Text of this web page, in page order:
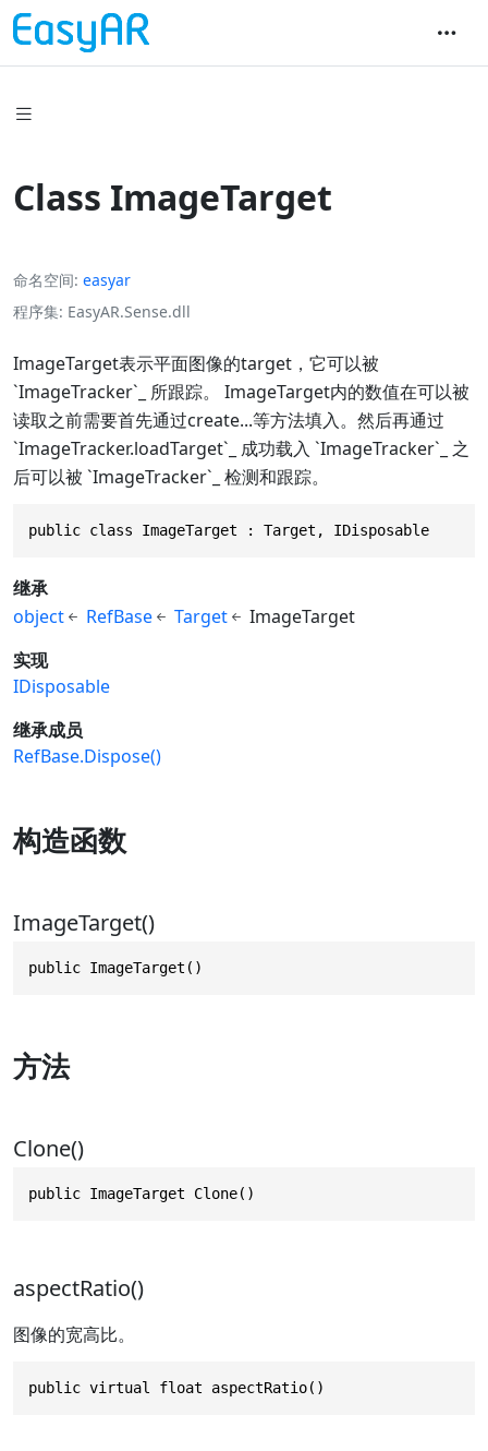
Class ImageTarget
命名空间 easyar
程序集 EasyAR.Sense.dll
ImageTarget表示平面图像的target，它可以被
`ImageTracker`_ 所跟踪。 ImageTarget内的数值在可以被
读取之前需要首先通过create...等方法填入。然后再通过
`ImageTracker.loadTarget`_ 成功载入 `ImageTracker`_ 之
后可以被 `ImageTracker`_ 检测和跟踪。
public class ImageTarget : Target, IDisposable
继承
object
RefBase Target
ImageTarget
实现
IDisposable
继承成员
RefBase.Dispose()
构造函数
ImageTarget()
public ImageTarget()
方法
Clone()
public ImageTarget Clone()
aspectRatio()
图像的宽高比。
public virtual float aspectRatio()